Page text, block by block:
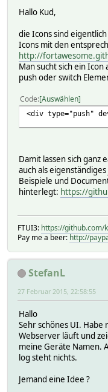
Hallo Kud,
die Icons sind
Icons mit den
http://
Man sucht sich ein
push oder switch
Code Auswählen
<div type="push"
Damit lassen sich ganz
auch als
Beispiele und
hinterlegt: https://
FTUI3: https://github.com/
Pay me a beer: http://
StefanL
27 Februar 2015, 22:58:55
Hallo
Sehr schönes UI. Habe
Webserver läuft und
meine Geräte Namen.
log steht nichts.
Jemand eine Idee ?